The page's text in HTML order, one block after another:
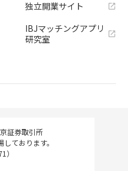
独立開業サイト
IBJマッチングアプリ
研究室
証券取引所
ております。
）